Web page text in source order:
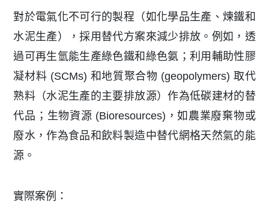
對於電氣化不可行的製程（如化學品生產、煉鐵和
水泥生產），採用替代方案來減少排放。例如，透
過可再生氫能生產綠色鐵和綠色氨；利用輔助性膠
凝材料 (SCMs) 和地質聚合物 (geopolymers) 取代
熟料（水泥生產的主要排放源）作為低碳建材的替
代品；生物資源 (Bioresources)，如農業廢棄物或
廢水，作為食品和飲料製造中替代網格天然氣的能
源。
實際案例：